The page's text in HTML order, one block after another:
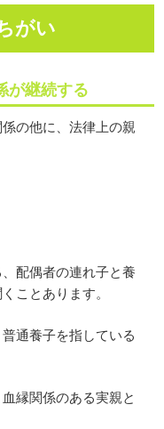
がい
が継続する
の他に、法律上の親
配偶者の連れ子と養
ことあります。
通養子を指している
縁関係のある実親と